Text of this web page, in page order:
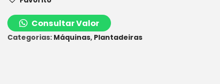
Consultar Valor
Categorias: Máquinas, Plantadeiras